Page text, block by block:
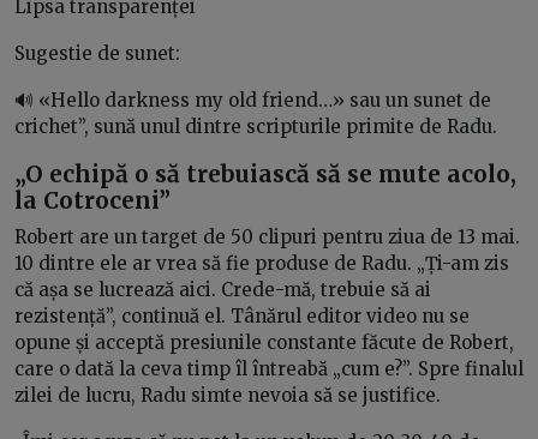
Lipsa transparenței
Sugestie de sunet:
🔊 «Hello darkness my old friend…» sau un sunet de
crichet”, sună unul dintre scripturile primite de Radu.
„O echipă o să trebuiască să se mute acolo,
la Cotroceni”
Robert are un target de 50 clipuri pentru ziua de 13 mai.
10 dintre ele ar vrea să fie produse de Radu. „Ți-am zis
că așa se lucrează aici. Crede-mă, trebuie să ai
rezistență”, continuă el. Tânărul editor video nu se
opune și acceptă presiunile constante făcute de Robert,
care o dată la ceva timp îl întreabă „cum e?”. Spre finalul
zilei de lucru, Radu simte nevoia să se justifice.